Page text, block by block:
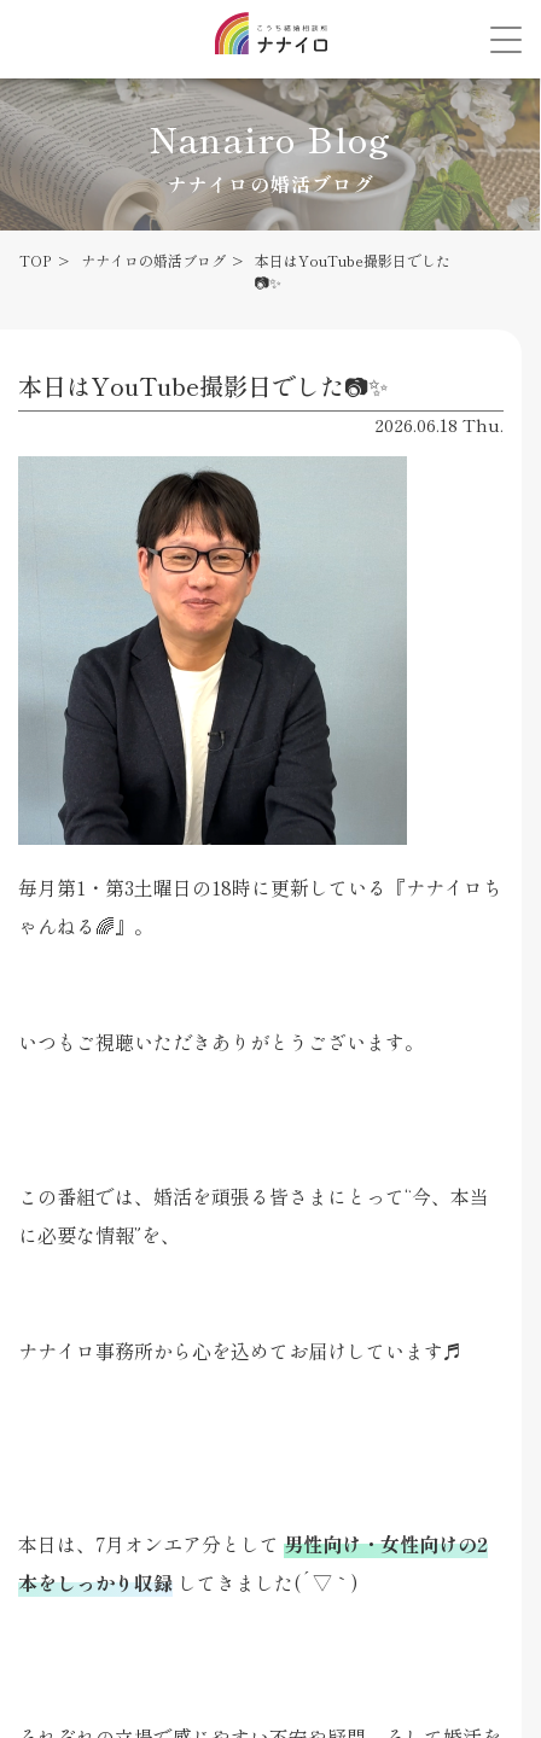
Nanairo Blog
ナナイロの婚活ブログ
TOP ナナイロの婚活ブログ
本日はYouTube撮影日でした
📷✨
本日はYouTube撮影日でした📷✨
2026.06.18 Thu.
毎月第1・第3土曜日の18時に更新している『ナナイロち
ゃんねる🌈』。
いつもご視聴いただきありがとうございます。
この番組では、婚活を頑張る皆さまにとって“今、本当
に必要な情報”を、
ナナイロ事務所から心を込めてお届けしています♬
本日は、7月オンエア分として 男性向け・女性向けの2
本をしっかり収録 してきました(´▽｀)